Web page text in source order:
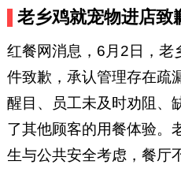
老乡鸡就宠物进店致
红餐网消息，6月2日，老
件致歉，承认管理存在疏
醒目、员工未及时劝阻、
了其他顾客的用餐体验。
生与公共安全考虑，餐厅